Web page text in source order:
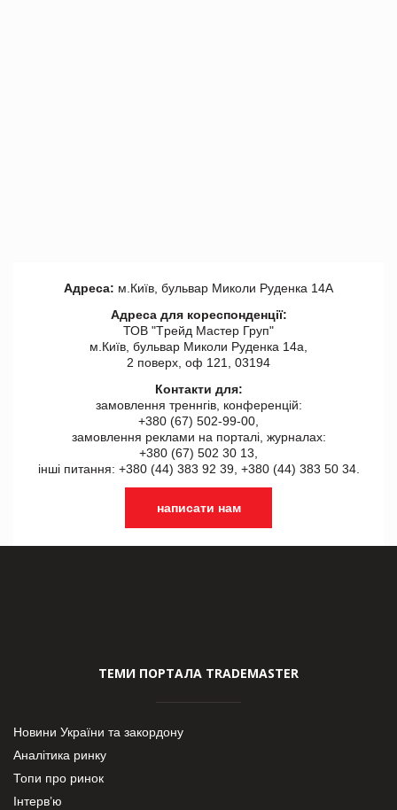
Адреса: м.Київ, бульвар Миколи Руденка 14А
Адреса для кореспонденції:
ТОВ "Tрейд Мастер Груп"
м.Київ, бульвар Миколи Руденка 14а,
2 поверх, оф 121, 03194
Контакти для:
замовлення треннгів, конференцій:
+380 (67) 502-99-00,
замовлення реклами на порталі, журналах:
+380 (67) 502 30 13,
інші питання: +380 (44) 383 92 39, +380 (44) 383 50 34.
написати нам
ТЕМИ ПОРТАЛА TRADEMASTER
Новини України та закордону
Аналітика ринку
Топи про ринок
Інтерв’ю